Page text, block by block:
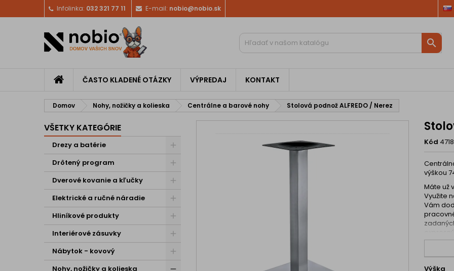
Infolinka: 032 321 77 11 E-mail: nobio@nobio.sk

ČASTO KLADENÉ OTÁZKY VÝPREDAJ KONTAKT
Domov Nohy, nožičky a kolieska Centrálne a barové nohy Stolová podnož ALFREDO / Nerez
VŠETKY KATEGÓRIE
Drezy a batérie
Drôtený program
Dverové kovanie a kľučky
Elektrické a ručné náradie
Hliníkové produkty
Interiérové zásuvky
Nábytok - kovový
Nohy, nožičky a kolieska
Kód
výškou
Máte už
Využite
Vám
Výška